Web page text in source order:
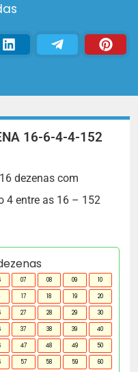
16-6-4-4-152
dezenas com
4 entre as 16 – 152
07 08 09 10
17 18 19 20
27 28 29 30
37 38 39 40
47 48 49 50
57 58 59 60